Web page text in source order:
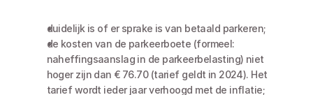
duidelijk is of er sprake is van betaald parkeren;
de kosten van de parkeerboete (formeel:
naheffingsaanslag in de parkeerbelasting) niet
hoger zijn dan € 76.70 (tarief geldt in 2024). Het
tarief wordt ieder jaar verhoogd met de inflatie;